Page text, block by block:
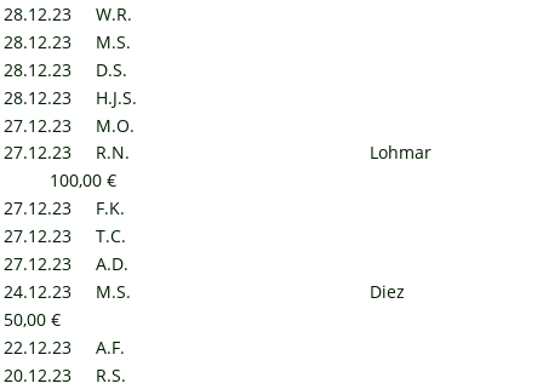
28.12.23
W.R.
28.12.23
M.S.
28.12.23
D.S.
28.12.23
H.J.S.
27.12.23
M.O.
27.12.23
R.N.
Lohmar
100,00 €
27.12.23
F.K.
27.12.23
T.C.
27.12.23
A.D.
24.12.23
M.S.
Diez
50,00 €
22.12.23
A.F.
20.12.23
R.S.